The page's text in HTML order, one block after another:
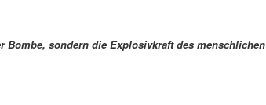
Bombe, sondern die Explosivkraft des menschlichen